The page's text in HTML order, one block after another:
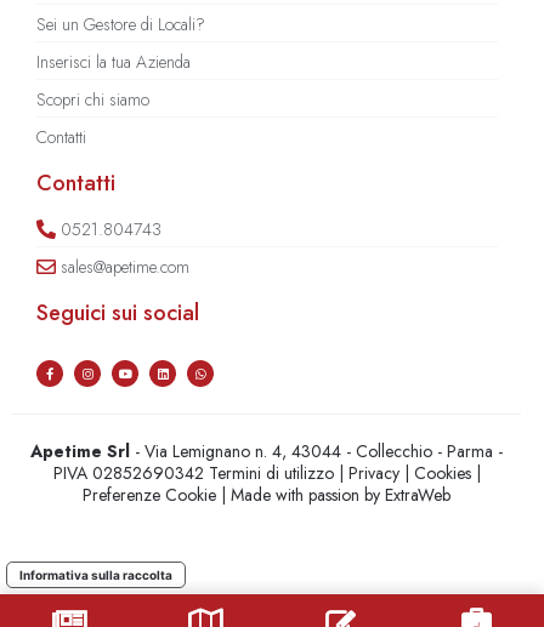
Sei un Gestore di Locali?
Inserisci la tua Azienda
Scopri chi siamo
Contatti
Contatti
0521.804743
sales@apetime.com
Seguici sui social
Apetime Srl - Via Lemignano n. 4, 43044 - Collecchio - Parma -
PIVA 02852690342 Termini di utilizzo| Privacy| Cookies|
Preferenze Cookie | Made with passion byExtraWeb
Informativa sulla raccolta